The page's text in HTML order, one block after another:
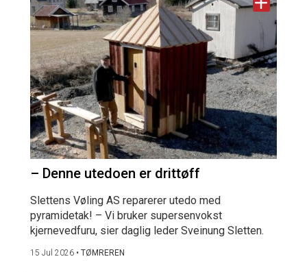
– Denne utedoen er drittøff
Slettens Vøling AS reparerer utedo med
pyramidetak! – Vi bruker supersenvokst
kjernevedfuru, sier daglig leder Sveinung Sletten.
15 Jul 2026 • TØMREREN